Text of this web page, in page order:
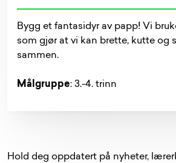
Bygg et fantasidyr av papp! Vi
som gjør at vi kan brette, kutte og
sammen.
Målgruppe: 3.-4. trinn
Hold deg oppdatert på nyheter,